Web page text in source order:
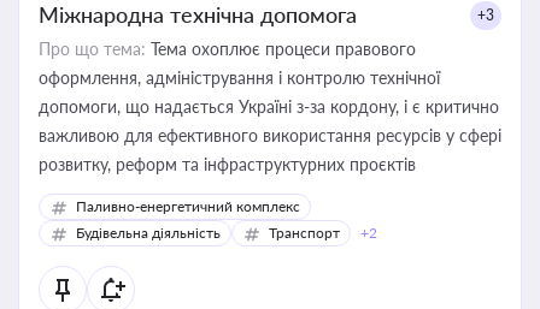
Міжнародна технічна допомога +3
Про що тема: Тема охоплює процеси правового
оформлення, адміністрування і контролю технічної
допомоги, що надається Україні з-за кордону, і є критично
важливою для ефективного використання ресурсів у сфері
розвитку, реформ та інфраструктурних проєктів
Паливно-енергетичний комплекс
Будівельна діяльність
Транспорт +2